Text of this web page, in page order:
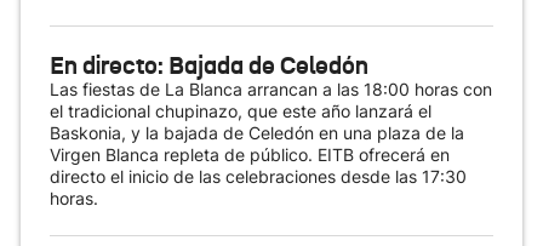
En directo: Bajada de Celedón
Las fiestas de La Blanca arrancan a las 18:00 horas con
el tradicional chupinazo, que este año lanzará el
Baskonia, y la bajada de Celedón en una plaza de la
Virgen Blanca repleta de público. EITB ofrecerá en
directo el inicio de las celebraciones desde las 17:30
horas.